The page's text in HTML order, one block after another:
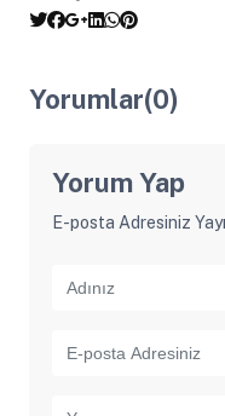
Yorumlar(0)
Yorum Yap
E-posta Adresiniz